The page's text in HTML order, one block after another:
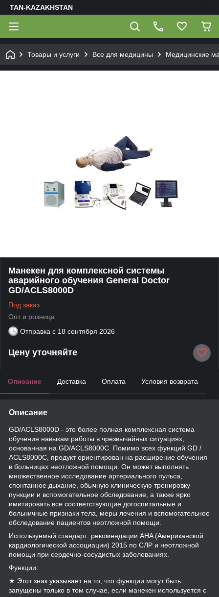
TAN-KAZAKHSTAN
Товары и услуги Все для медицины Медицинские
Манекен для комплексной системы
аварийного обучения General Doctor
GD/ACLS8000D
Под заказ
Опт и розница
Отправка с 18 сентября 2026
Цену уточняйте
Описание Доставка Оплата Условия возврата
Описание
GD/ACLS8000D - это более полная комплексная система
обучения навыкам работы в чрезвычайных ситуациях,
основанная на GD/ACLS8000C. Помимо всех функций GD /
ACLS8000C, продукт ориентирован на расширение обучения
в больницах неотложной помощи. Он может выполнять
множественное исследование артериального пульса,
спонтанное дыхание, обычную клиническую тренировку
пункции и вспомогательное обследование, а также ярко
имитировать все соответствующие догоспитальные и
больничные признаки тела, меры лечения и вспомогательное
обследование пациентов неотложной помощи.
Используемый стандарт: рекомендации AHA (Американской
кардиологической ассоциации) 2015 по СЛР и неотложной
помощи при сердечно-сосудистых заболеваниях.
Функции:
★ Этот знак указывает на то, что функции могут быть
запущены только в том случае, если манекен используется с